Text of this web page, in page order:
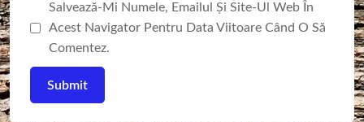
Salvează-Mi Numele, Emailul Și Site-Ul Web În
Acest Navigator Pentru Data Viitoare Când O Să
Comentez.